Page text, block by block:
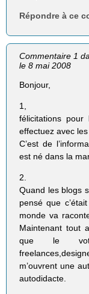
Répondre à ce
Commentaire 1
le 8 mai 2008
Bonjour,
1,
félicitations
effectuez avec
C’est de
est né dans la
2.
Quand les blogs
pensé que
monde va
Maintenant tout
que le
m’ouvrent une
autodidacte.